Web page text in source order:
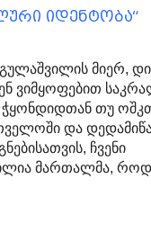
იდენტობა“
მიერ,
ვიმყოფებით
თუ
და
ჩვენი
მართალმა,